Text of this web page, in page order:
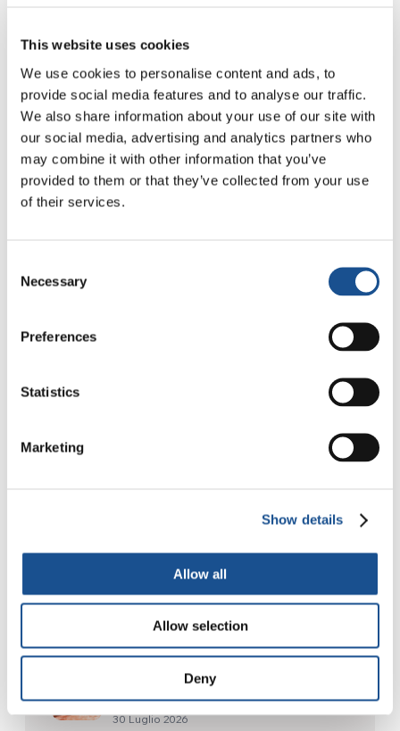
This website uses cookies
We use cookies to personalise content and ads, to
provide social media features and to analyse our traffic.
We also share information about your use of our site with
our social media, advertising and analytics partners who
may combine it with other information that you’ve
provided to them or that they’ve collected from your use
of their services.
Selection
Necessary
Preferences
Statistics
Marketing
Show details
Allow all
Allow selection
Deny
volontari e la crisi a Kunduz sopraggiunge in
una fase in cui l’agenzia fronteggia grandi
difficoltà a causa di un budget insufficiente per
l’Afghanistan. Sono necessari 30 milioni di
dollari per aiutare le comunità remote e le
persone sfollate nel paese a prepararsi per
l’inverno, un periodo in cui generalmente il cibo
Nel 2015, il WFP in Afghanistan prevede di
assistere 3,9 milioni di afghani vulnerabili in
diversi progetti, tra cui la creazione di beni
professionale e il supporto nutrizionale.
Related News
Dal Sud America tre storie di
Ecologia, sport e salute
30 Luglio 2026